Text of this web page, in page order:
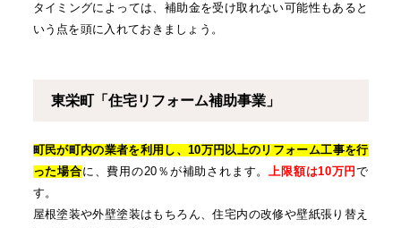
タイミングによっては、補助金を受け取れない可能性もあると
いう点を頭に入れておきましょう。
東栄町「住宅リフォーム補助事業」
町民が町内の業者を利用し、10万円以上のリフォーム工事を行
った場合に、費用の20％が補助されます。 上限額は10万円で
す。
屋根塗装や外壁塗装はもちろん、住宅内の改修や壁紙張り替え